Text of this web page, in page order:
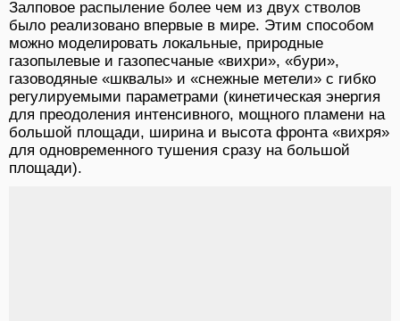
Залповое распыление более чем из двух стволов
было реализовано впервые в мире. Этим способом
можно моделировать локальные, природные
газопылевые и газопесчаные «вихри», «бури»,
газоводяные «шквалы» и «снежные метели» с гибко
регулируемыми параметрами (кинетическая энергия
для преодоления интенсивного, мощного пламени на
большой площади, ширина и высота фронта «вихря»
для одновременного тушения сразу на большой
площади).